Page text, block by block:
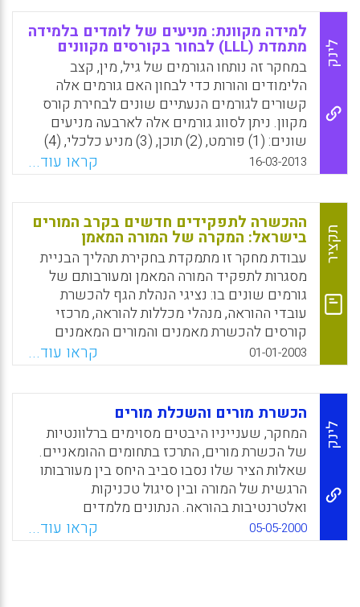
מדיניות חברתית העוסקת באוכלוסייה זו עשויים
לשמש את קובעי המדיניות בהתוויית מדיניות
המותאמת לצרכיה המיוחדים. מדיניות שתביא
בחשבון את ההיבטים השונים בסקירה תהלום
עקרונות יסוד של הומניזם ודמוקרטיה והיא
עשויה לקדם את רווחתה של אוכלוסייה זו באופן
אפקטיבי ומתמשך.
WhatsApp
Facebook
Email
X
WhatsApp
Facebook
Email
X
לינק
למידה מקוונת: מניעים של לומדים בלמידה
מתמדת (LLL) לבחור בקורסים מקוונים
במחקר זה נותחו הגורמים של גיל, מין, קצב
הלימודים והורות כדי לבחון האם גורמים אלה
קשורים לגורמים הנעתיים שונים לבחירת קורס
מקוון. ניתן לסווג גורמים אלה לארבעה מניעים
שונים: (1) פורמט, (2) תוכן, (3) מניע כלכלי, (4)
סקרנות. התוצאות הראו שפורמט הקורס נתפס
כגורם החשוב ביותר בבחירת קורס מקוון, ולאחריו
תוכן, סקרנות וגורם כלכלי (Ron Mahieu, et. al. ,
2013).
WhatsApp
Facebook
Email
X
16-03-2013 קראו עוד...
תקציר
ההכשרה לתפקידים חדשים בקרב המורים
בישראל: המקרה של המורה המאמן
עבודת מחקר זו מתמקדת בחקירת תהליך הבניית
מסגרות לתפקיד המורה המאמן ומעורבותם של
גורמים שונים בו: נציגי הנהלת הגף להכשרת
עובדי ההוראה, מנהלי מכללות להוראה, מרכזי
קורסים להכשרת מאמנים והמורים המאמנים
עצמם. (צביה סילביה רחימי-שפרן)
WhatsApp
Facebook
Email
X
01-01-2003 קראו עוד...
לינק
הכשרת מורים והשכלת מורים
המחקר, שענייניו היבטים מסוימים ברלוונטיות
של הכשרת מורים, התרכז בתחומים ההומאניים.
שאלות הציר שלו נסבו סביב היחס בין מעורבותו
הרגשית של המורה ובין סיגול טכניקות
ואלטרנטיבות בהוראה. הנתונים מלמדים
חד-משמעית על קשר הדוק בין תכניה של
"ההשכלה המעשירה" בתחומים
05-05-2000 קראו עוד...